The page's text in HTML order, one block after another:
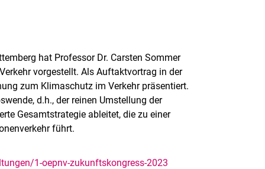
hat Professor Dr. Carsten Sommer
vorgestellt. Als Auftaktvortrag in der
zum Klimaschutz im Verkehr präsentiert.
d.h., der reinen Umstellung der
Gesamtstrategie ableitet, die zu einer
führt.
1-oepnv-zukunftskongress-2023